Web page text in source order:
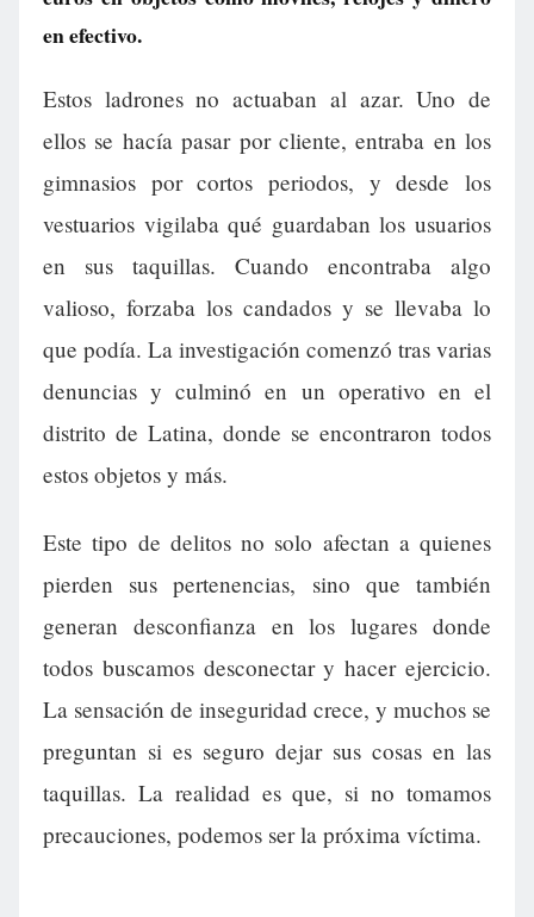
en efectivo.
Estos ladrones no actuaban al azar. Uno de
ellos se hacía pasar por cliente, entraba en los
gimnasios por cortos periodos, y desde los
vestuarios vigilaba qué guardaban los usuarios
en sus taquillas. Cuando encontraba algo
valioso, forzaba los candados y se llevaba lo
que podía. La investigación comenzó tras varias
denuncias y culminó en un operativo en el
distrito de Latina, donde se encontraron todos
estos objetos y más.
Este tipo de delitos no solo afectan a quienes
pierden sus pertenencias, sino que también
generan desconfianza en los lugares donde
todos buscamos desconectar y hacer ejercicio.
La sensación de inseguridad crece, y muchos se
preguntan si es seguro dejar sus cosas en las
taquillas. La realidad es que, si no tomamos
precauciones, podemos ser la próxima víctima.